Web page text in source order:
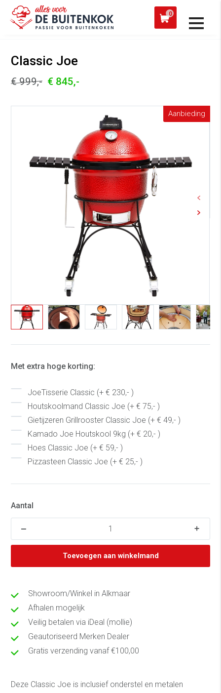
0
werkdag verzonden
Alle producten
Classic Joe
€ 999,- € 845,-
Aanbieding
Met extra hoge korting:
JoeTisserie Classic (+ € 230,- )
Houtskoolmand Classic Joe (+ € 75,- )
Gietijzeren Grillrooster Classic Joe (+ € 49,- )
Kamado Joe Houtskool 9kg (+ € 20,- )
Hoes Classic Joe (+ € 59,- )
Pizzasteen Classic Joe (+ € 25,- )
Aantal
Toevoegen aan winkelmand
Showroom/Winkel in Alkmaar
Afhalen mogelijk
Veilig betalen via iDeal (mollie)
Geautoriseerd Merken Dealer
Gratis verzending vanaf €100,00
Deze Classic Joe is inclusief onderstel en metalen